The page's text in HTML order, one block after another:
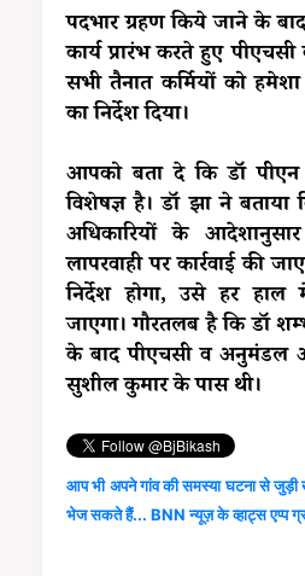
पदभार ग्रहण किये जाने के
कार्य प्रारंभ करते हुए
सभी तैनात कर्मियों को
का निर्देश दिया।
आपको बता दे कि डॉ पीएन
विशेषज्ञ है। डॉ झा ने
अधिकारियों के
लापरवाही पर कार्रवाई की
निर्देश होगा, उसे हर हाल
जाएगा। गौरतलब है कि डॉ
के बाद पीएचसी व अनुमंडल
सुशील कुमार के पास थी।
आप भी अपने गांव की समस्या घटना से
भेज सकते हैं... BNN न्यूज़ के व्हाट्स